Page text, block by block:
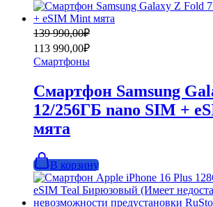
139 990,00₽
Первоначальная
цена
составляла
139
113 990,00₽
Текущая
цена:
113
990,00₽.
Смартфоны
Смартфон Samsung
12/256ГБ nano SIM +
мята
В корзину